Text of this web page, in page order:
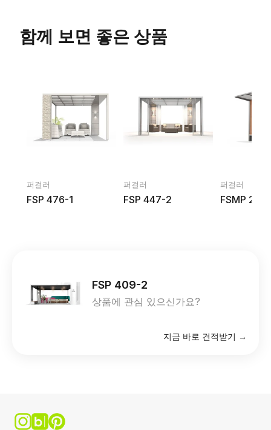
함께 보면 좋은 상품
퍼걸러
FSP 476-1
퍼걸러
FSP 447-2
퍼걸러
FSMP
FSP 409-2
상품에 관심 있으신가요?
지금 바로 견적받기 →